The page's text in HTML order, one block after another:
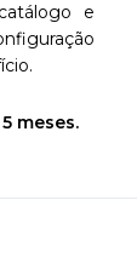
e
meses.